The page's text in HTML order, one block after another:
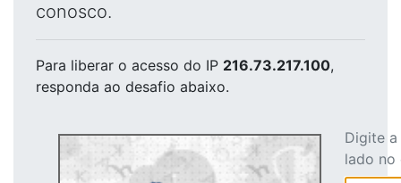
conosco.
Para liberar o acesso do IP 216.73.217.100,
responda ao desafio abaixo.
Digite
lado no